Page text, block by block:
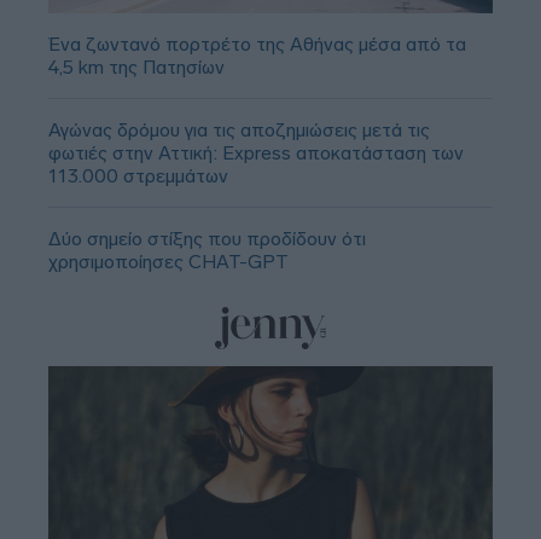
Ένα ζωντανό πορτρέτο της Αθήνας μέσα από τα
4,5 km της Πατησίων
Αγώνας δρόμου για τις αποζημιώσεις μετά τις
φωτιές στην Αττική: Express αποκατάσταση των
113.000 στρεμμάτων
Δύο σημείο στίξης που προδίδουν ότι
χρησιμοποίησες CHAT-GPT